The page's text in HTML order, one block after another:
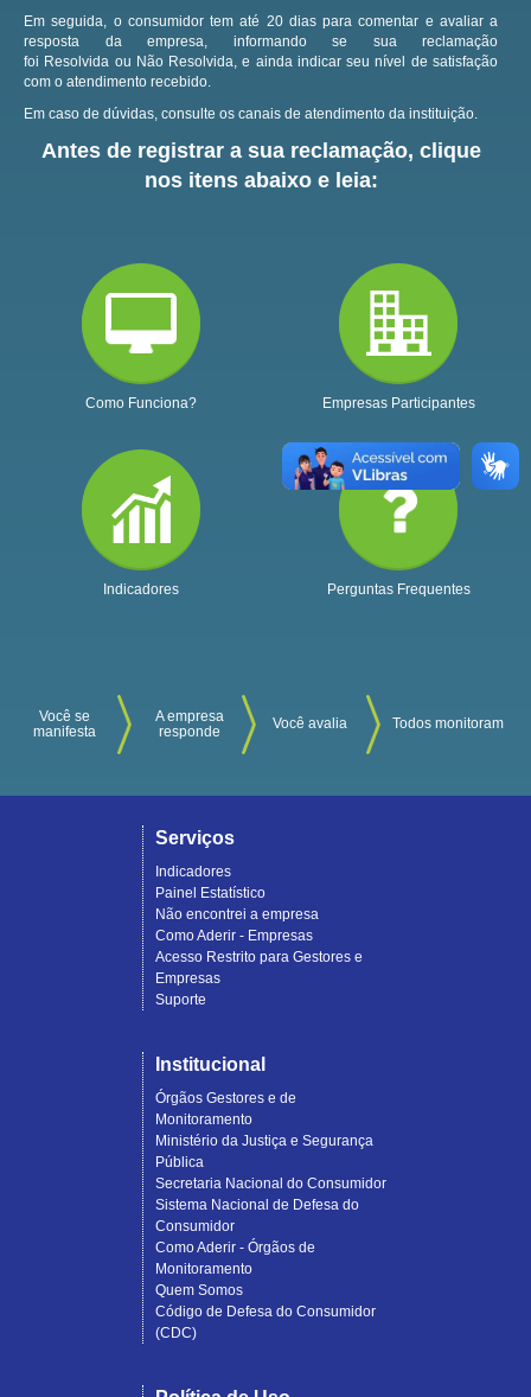
Em seguida, o consumidor tem até 20 dias para comentar e avaliar a
resposta da empresa, informando se sua reclamação
foi Resolvida ou Não Resolvida, e ainda indicar seu nível de satisfação
com o atendimento recebido.
Em caso de dúvidas, consulte os canais de atendimento da instituição.
Antes de registrar a sua reclamação, clique
nos itens abaixo e leia:
Como Funciona? Empresas Participantes
Indicadores Perguntas Frequentes
Você se
manifesta
A empresa
responde
Você avalia Todos monitoram
Serviços
Indicadores
Painel Estatístico
Não encontrei a empresa
Como Aderir - Empresas
Acesso Restrito para Gestores e
Empresas
Suporte
Institucional
Órgãos Gestores e de
Monitoramento
Ministério da Justiça e Segurança
Pública
Secretaria Nacional do Consumidor
Sistema Nacional de Defesa do
Consumidor
Como Aderir - Órgãos de
Monitoramento
Quem Somos
Código de Defesa do Consumidor
(CDC)